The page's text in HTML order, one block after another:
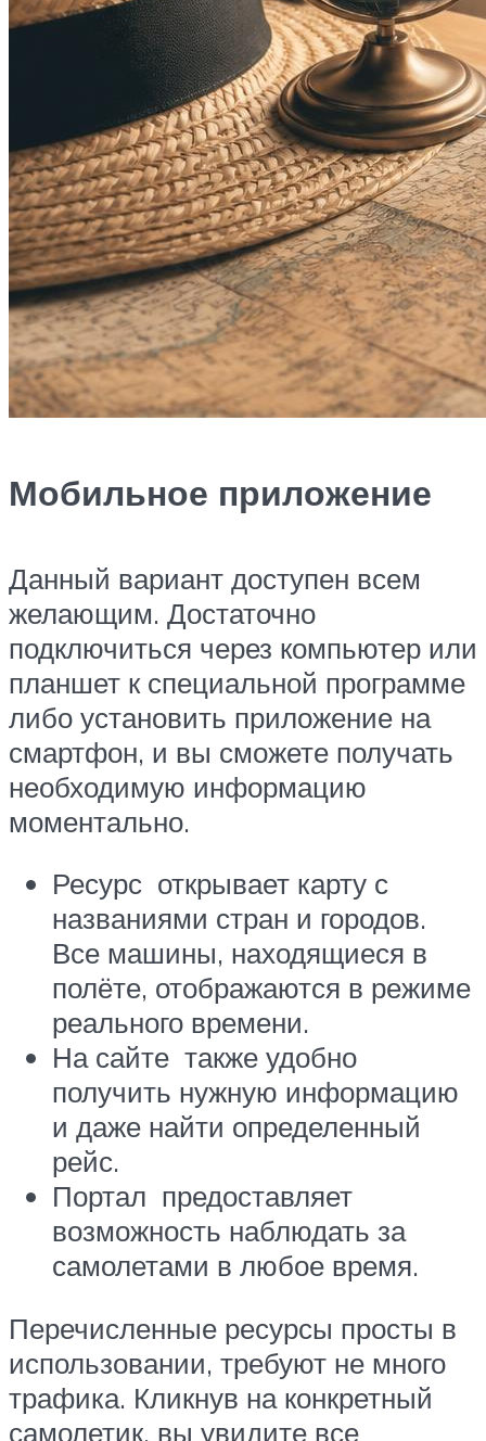
Мобильное приложение
Данный вариант доступен всем
желающим. Достаточно
подключиться через компьютер или
планшет к специальной программе
либо установить приложение на
смартфон, и вы сможете получать
необходимую информацию
моментально.
Ресурс открывает карту с
названиями стран и городов.
Все машины, находящиеся в
полёте, отображаются в режиме
реального времени.
На сайте также удобно
получить нужную информацию
и даже найти определенный
рейс.
Портал предоставляет
возможность наблюдать за
самолетами в любое время.
Перечисленные ресурсы просты в
использовании, требуют не много
трафика. Кликнув на конкретный
самолетик, вы увидите все